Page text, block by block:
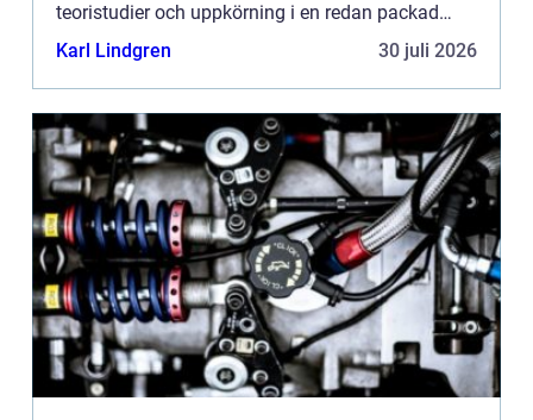
teoristudier och uppkörning i en redan packad
vardag. Lösnin...
Karl Lindgren 30 juli 2026